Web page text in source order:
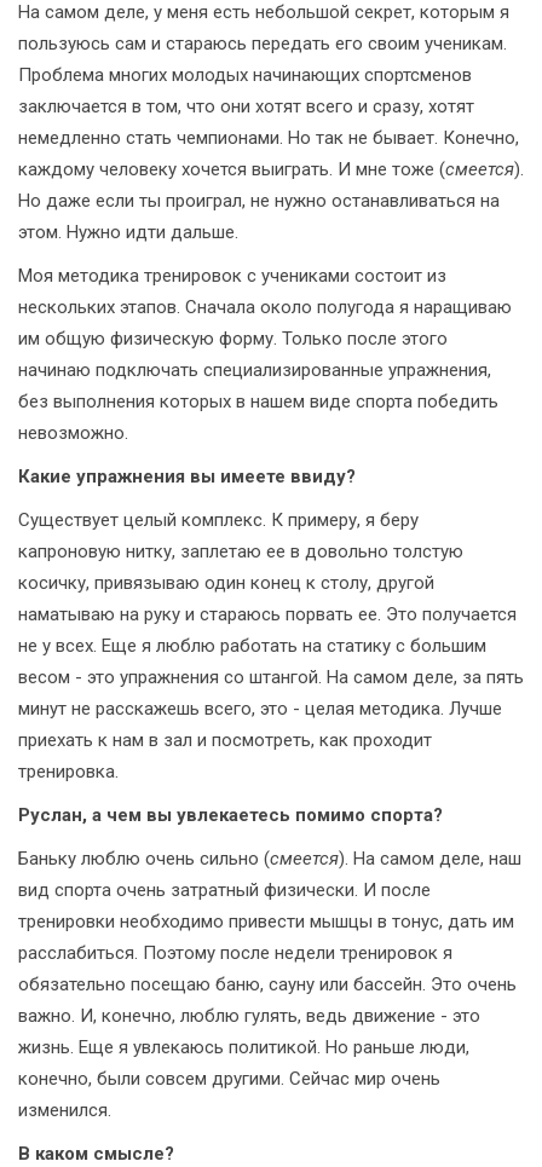
На самом деле, у меня есть небольшой секрет, которым я
пользуюсь сам и стараюсь передать его своим ученикам.
Проблема многих молодых начинающих спортсменов
заключается в том, что они хотят всего и сразу, хотят
немедленно стать чемпионами. Но так не бывает. Конечно,
каждому человеку хочется выиграть. И мне тоже (смеется).
Но даже если ты проиграл, не нужно останавливаться на
этом. Нужно идти дальше.
Моя методика тренировок с учениками состоит из
нескольких этапов. Сначала около полугода я наращиваю
им общую физическую форму. Только после этого
начинаю подключать специализированные упражнения,
без выполнения которых в нашем виде спорта победить
невозможно.
Какие упражнения вы имеете ввиду?
Существует целый комплекс. К примеру, я беру
капроновую нитку, заплетаю ее в довольно толстую
косичку, привязываю один конец к столу, другой
наматываю на руку и стараюсь порвать ее. Это получается
не у всех. Еще я люблю работать на статику с большим
весом - это упражнения со штангой. На самом деле, за пять
минут не расскажешь всего, это - целая методика. Лучше
приехать к нам в зал и посмотреть, как проходит
тренировка.
Руслан, а чем вы увлекаетесь помимо спорта?
Баньку люблю очень сильно (смеется). На самом деле, наш
вид спорта очень затратный физически. И после
тренировки необходимо привести мышцы в тонус, дать им
расслабиться. Поэтому после недели тренировок я
обязательно посещаю баню, сауну или бассейн. Это очень
важно. И, конечно, люблю гулять, ведь движение - это
жизнь. Еще я увлекаюсь политикой. Но раньше люди,
конечно, были совсем другими. Сейчас мир очень
изменился.
В каком смысле?